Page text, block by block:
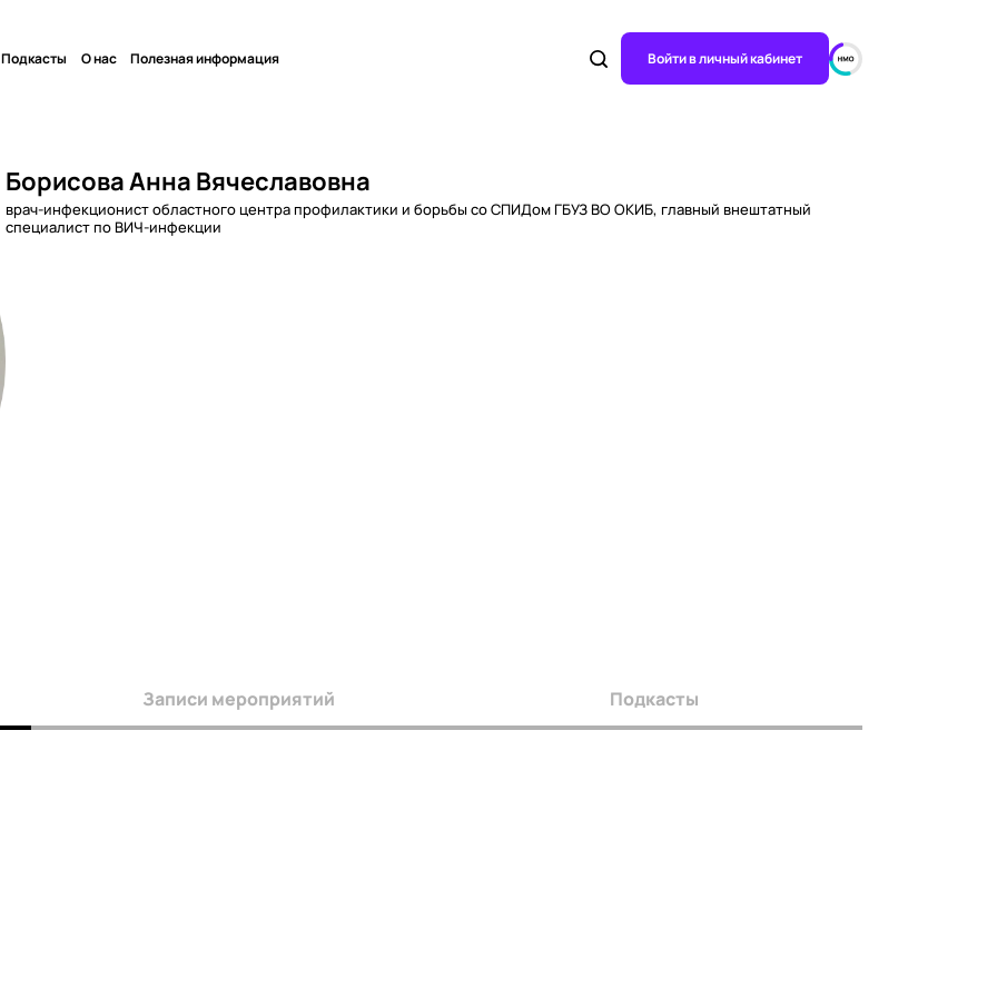
Подкасты О нас Полезная информация Войти в личный кабинет
Борисова Анна Вячеславовна
врач-инфекционист областного центра профилактики и борьбы со СПИДом ГБУЗ ВО ОКИБ, главный внештатный
специалист по ВИЧ-инфекции
Записи мероприятий Подкасты